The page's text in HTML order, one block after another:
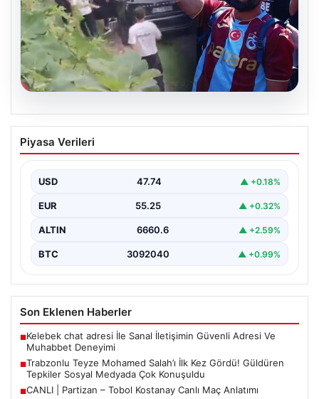
07.08.2026
Trabzonlu Teyze Mohamed Salah’ı İlk
Kez Gördü! Güldüren Tepkiler Sosyal
Trabzon’un gözde ilçesi Araklı’ya, dünya futbolunun en
reklam…
Piyasa Verileri
USD 47.74 ▲ +0.18%
EUR 55.25 ▲ +0.32%
ALTIN 6660.6 ▲ +2.59%
BTC 3092040 ▲ +0.99%
Son Eklenen Haberler
■Kelebek chat adresi İle Sanal İletişimin Güvenli Adresi Ve
Muhabbet Deneyimi
■Trabzonlu Teyze Mohamed Salah’ı İlk Kez Gördü! Güldüren
Tepkiler Sosyal Medyada Çok Konuşuldu
■CANLI | Partizan – Tobol Kostanay Canlı Maç Anlatımı